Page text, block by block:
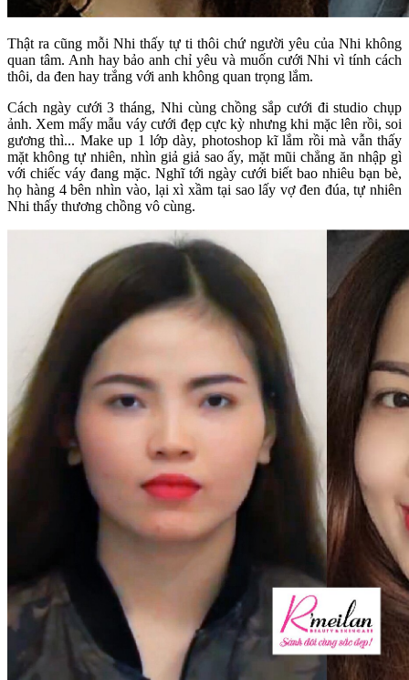
Thật ra cũng mỗi Nhi thấy tự ti thôi chứ người yêu của Nhi không
quan tâm. Anh hay bảo anh chỉ yêu và muốn cưới Nhi vì tính cách
thôi, da đen hay trắng với anh không quan trọng lắm.
Cách ngày cưới 3 tháng, Nhi cùng chồng sắp cưới đi studio chụp
ảnh. Xem mấy mẫu váy cưới đẹp cực kỳ nhưng khi mặc lên rồi, soi
gương thì... Make up 1 lớp dày, photoshop kĩ lắm rồi mà vẫn thấy
mặt không tự nhiên, nhìn giả giả sao ấy, mặt mũi chẳng ăn nhập gì
với chiếc váy đang mặc. Nghĩ tới ngày cưới biết bao nhiêu bạn bè,
họ hàng 4 bên nhìn vào, lại xì xầm tại sao lấy vợ đen đúa, tự nhiên
Nhi thấy thương chồng vô cùng.